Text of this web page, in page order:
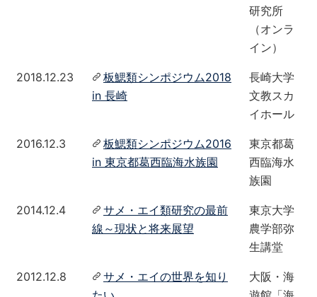
研究所
（オンラ
イン）
2018.12.23
板鰓類シンポジウム2018
in 長崎
長崎大学
文教スカ
イホール
2016.12.3
板鰓類シンポジウム2016
in 東京都葛西臨海水族園
東京都葛
西臨海水
族園
2014.12.4
サメ・エイ類研究の最前
線～現状と将来展望
東京大学
農学部弥
生講堂
2012.12.8
サメ・エイの世界を知り
大阪・海